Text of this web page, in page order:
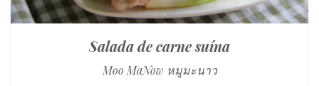
Salada de carne suína
Moo MaNow หมูมะนาว